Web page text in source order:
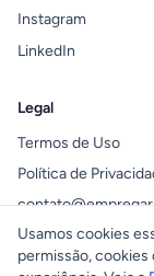
Instagram
LinkedIn
Legal
Termos de Uso
Política de
Usamos cookies
permissão,